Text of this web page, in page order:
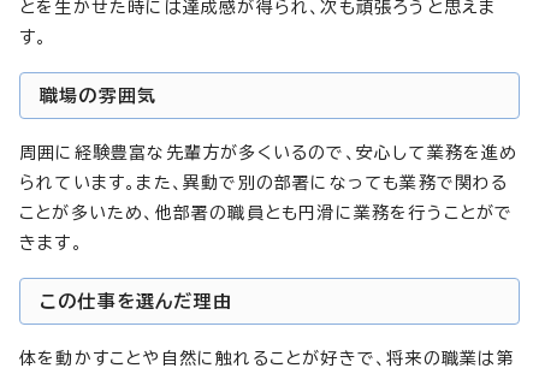
とを生かせた時には達成感が得られ、次も頑張ろうと思えま
す。
職場の雰囲気
周囲に経験豊富な先輩方が多くいるので、安心して業務を進め
られています。また、異動で別の部署になっても業務で関わる
ことが多いため、他部署の職員とも円滑に業務を行うことがで
きます。
この仕事を選んだ理由
体を動かすことや自然に触れることが好きで、将来の職業は第